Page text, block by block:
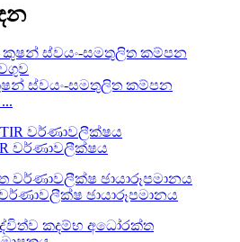
ස්වයං-සමතුලිත කම්පන
වර්ණාවලීක්ෂය
වර්ණාවලීක්ෂ ඡායාරූපමානය